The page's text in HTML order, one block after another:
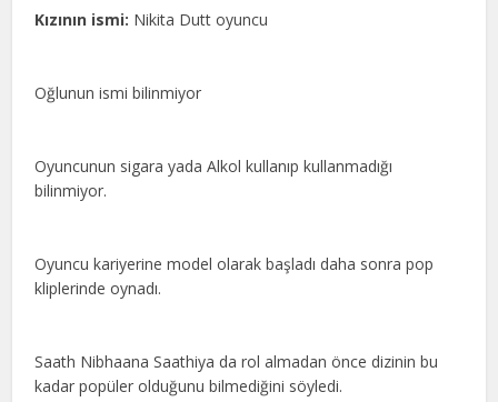
Kızının ismi: Nikita Dutt oyuncu
Oğlunun ismi bilinmiyor
Oyuncunun sigara yada Alkol kullanıp kullanmadığı
bilinmiyor.
Oyuncu kariyerine model olarak başladı daha sonra pop
kliplerinde oynadı.
Saath Nibhaana Saathiya da rol almadan önce dizinin bu
kadar popüler olduğunu bilmediğini söyledi.